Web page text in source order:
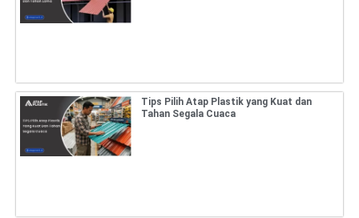
Tips Pilih Atap Plastik yang Kuat dan
Tahan Segala Cuaca